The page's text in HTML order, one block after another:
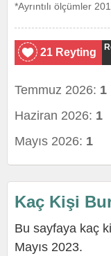
*Ayrıntılı ölçümler
21 Reyting
Temmuz 2026: 1
Haziran 2026: 1
Mayıs 2026: 1
Kaç Kişi
Bu sayfaya kaç
Mayıs 2023.